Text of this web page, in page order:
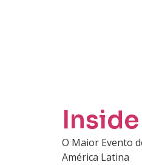
O Maior Evento
América Latina